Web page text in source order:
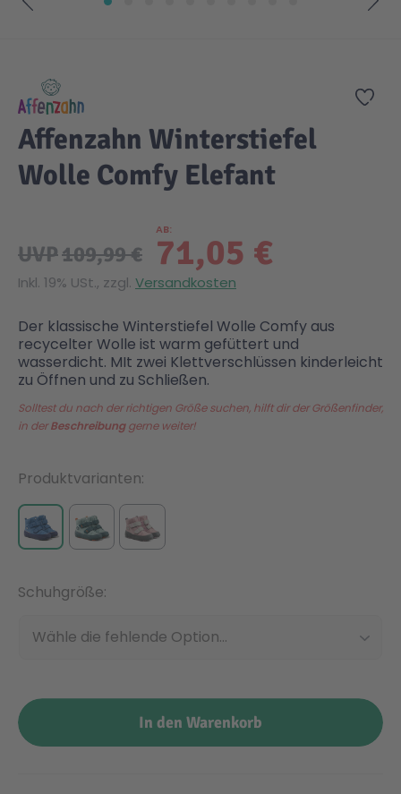
Sicherheit
Krimi / Thriller
Liebesromane
Zeit & Reise
Kuscheltiere
Puppen & Puppenzubehör
Holzspielwaren
Elektronische Spielwaren
Kreativ
DC Comics™ Super Heroes
Disney
Friends
Jurassic World™
Harry Potter™
Minecraft™
Star Wars™
Country
Fairies
Figures
Fun Stars
Heroes
NOVELMORE
Aktion
Zur
Affenzahn Winterstiefel
Wolle Comfy Elefant
AB
71,05 €
UVP109,99 €
Inkl. 19% USt., zzgl. Versandkosten
Der klassische Winterstiefel Wolle Comfy aus
recycelter Wolle ist warm gefüttert und
wasserdicht. MIt zwei Klettverschlüssen kinderleicht
zu Öffnen und zu Schließen.
Solltest du nach der richtigen Größe suchen, hilft dir der Größenfinder,
in derBeschreibunggerne weiter!
Schuhgröße
In den Warenkorb
Produktvarianten